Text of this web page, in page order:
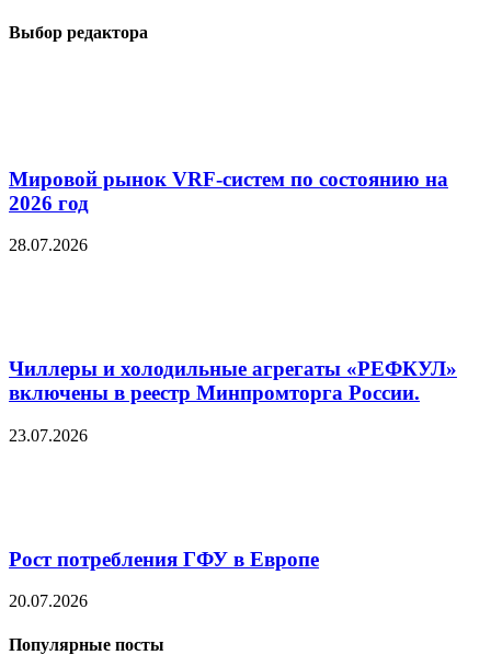
Выбор редактора
Мировой рынок VRF-систем по состоянию на
2026 год
28.07.2026
Чиллеры и холодильные агрегаты «РЕФКУЛ»
включены в реестр Минпромторга России.
23.07.2026
Рост потребления ГФУ в Европе
20.07.2026
Популярные посты